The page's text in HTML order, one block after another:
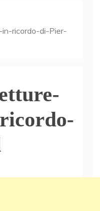
ricordo-di-Pier-